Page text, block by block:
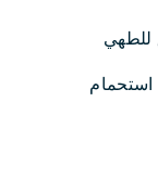
للطهي